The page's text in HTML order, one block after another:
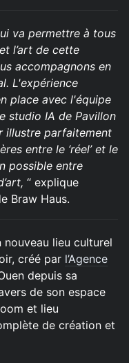
va permettre à tous
l’art de cette
accompagnons en
L'expérience
place avec l'équipe
studio IA de Pavillon
illustre parfaitement
entre le ‘réel’ et le
possible entre
“ explique
Braw Haus.
lieu culturel
créé par l’Agence
depuis sa
de son espace
et lieu
de création et